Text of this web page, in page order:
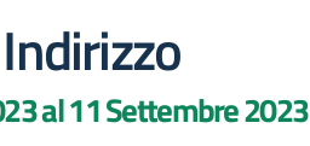
al 11 Settembre 2023